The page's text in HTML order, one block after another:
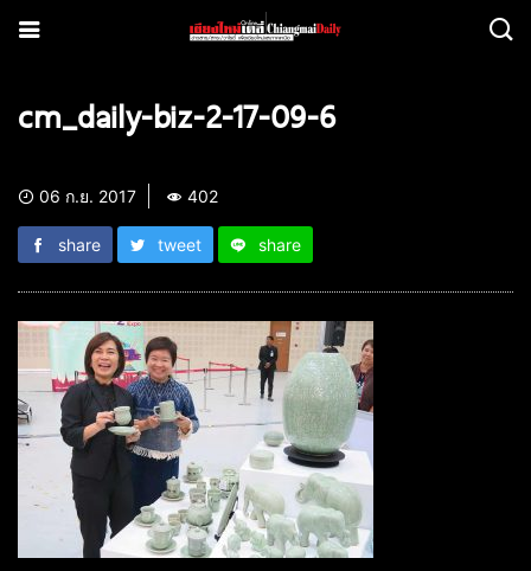
cm_daily-biz-2-17-09-6
06 ก.ย. 2017 402
share tweet share